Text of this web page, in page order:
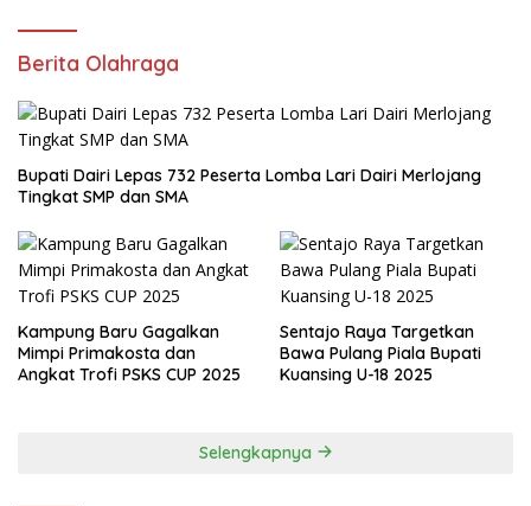
Berita Olahraga
Bupati Dairi Lepas 732 Peserta Lomba Lari Dairi Merlojang
Tingkat SMP dan SMA
Kampung Baru Gagalkan
Mimpi Primakosta dan
Angkat Trofi PSKS CUP 2025
Sentajo Raya Targetkan
Bawa Pulang Piala Bupati
Kuansing U-18 2025
Selengkapnya